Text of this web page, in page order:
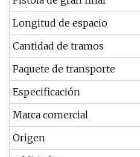
Longitud de espacio
Cantidad de tramos
Paquete de transporte
Especificación
Marca comercial
Origen